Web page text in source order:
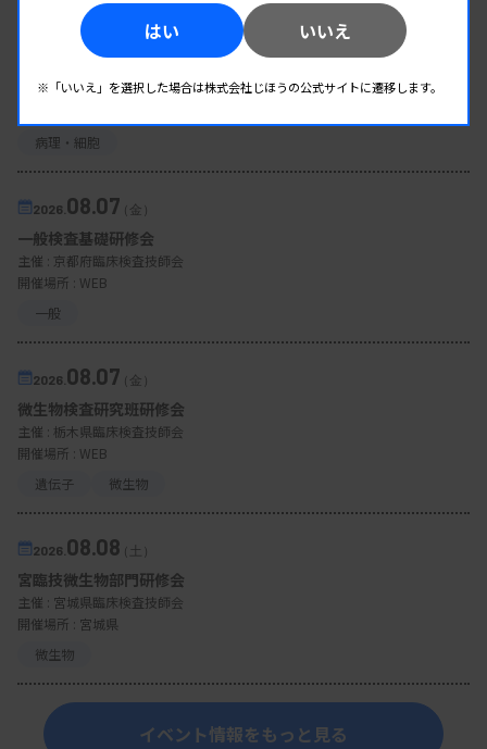
08.07 （金）
主催 : 大阪府臨床検査技師会
病理・細胞
2026. 08.07（金）
一般検査基礎研修会
主催 : 京都府臨床検査技師会
開催場所 : WEB
一般
2026. 08.07（金）
微生物検査研究班研修会
主催 : 栃木県臨床検査技師会
開催場所 : WEB
遺伝子
微生物
2026. 08.08（土）
宮臨技微生物部門研修会
主催 : 宮城県臨床検査技師会
開催場所 : 宮城県
微生物
イベント情報をもっと見る
はい いいえ
※「いいえ」を選択した場合は株式会社じほうの公式サイトに遷移します。